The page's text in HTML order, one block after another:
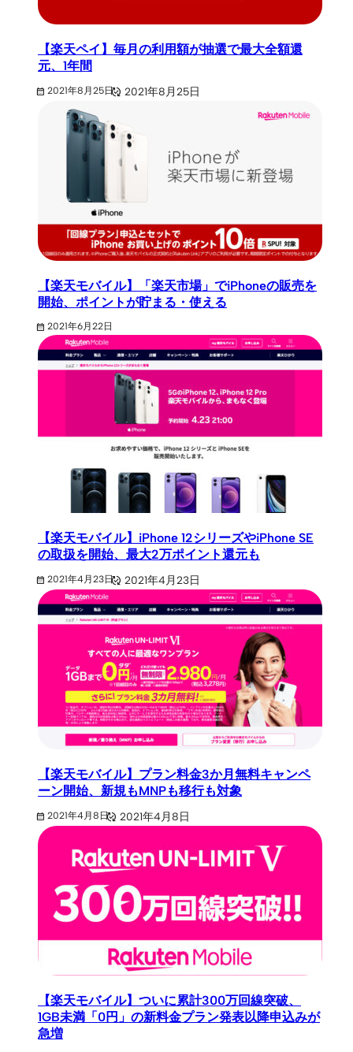
【楽天ペイ】毎月の利用額が抽選で最大全額還
元、1年間
2021年8月25日 2021年8月25日
【楽天モバイル】「楽天市場」でiPhoneの販売を
開始、ポイントが貯まる・使える
2021年6月22日
【楽天モバイル】iPhone 12シリーズやiPhone SE
の取扱を開始、最大2万ポイント還元も
2021年4月23日 2021年4月23日
【楽天モバイル】プラン料金3か月無料キャンペ
ーン開始、新規もMNPも移行も対象
2021年4月8日 2021年4月8日
【楽天モバイル】ついに累計300万回線突破、
1GB未満「0円」の新料金プラン発表以降申込みが
急増